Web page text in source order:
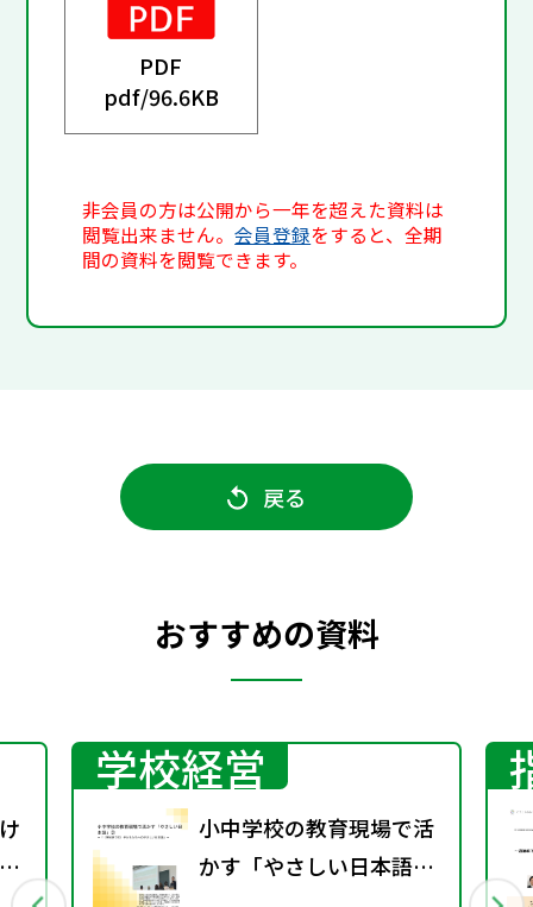
PDF
pdf/96.6KB
非会員の方は公開から一年を超えた資料は
閲覧出来ません。会員登録をすると、全期
間の資料を閲覧できます。
戻る
おすすめの資料
学校経営
小中学校の教育現場で活
かす「やさしい日本語」